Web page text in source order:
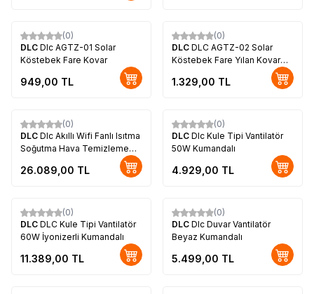
(0)
DLC Dlc AGTZ-01 Solar
Köstebek Fare Kovar
949,00 TL
(0)
DLC DLC AGTZ-02 Solar
Köstebek Fare Yılan Kovar
1.329,00 TL
(0)
DLC Dlc Akıllı Wifi Fanlı Isıtma
Soğutma Hava Temizleme
26.089,00 TL
(0)
DLC Dlc Kule Tipi Vantilatör
50W Kumandalı
4.929,00 TL
(0)
DLC DLC Kule Tipi Vantilatör
60W İyonizerli Kumandalı
11.389,00 TL
(0)
DLC Dlc Duvar Vantilatör
Beyaz Kumandalı
5.499,00 TL